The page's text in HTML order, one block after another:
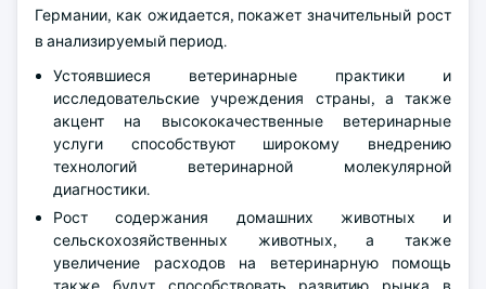
Германии, как ожидается, покажет значительный рост
в анализируемый период.
Устоявшиеся ветеринарные практики и
исследовательские учреждения страны, а также
акцент на высококачественные ветеринарные
услуги способствуют широкому внедрению
технологий ветеринарной молекулярной
диагностики.
Рост содержания домашних животных и
сельскохозяйственных животных, а также
увеличение расходов на ветеринарную помощь